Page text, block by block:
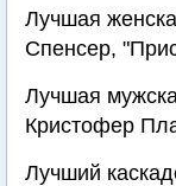
Лучшая
Спенсер,
Лучшая
Кристофер
Лучший